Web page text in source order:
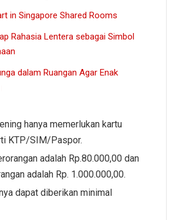
in Singapore Shared Rooms
Rahasia Lentera sebagai Simbol
dalam Ruangan Agar Enak
hanya memerlukan kartu
KTP/SIM/Paspor.
adalah Rp.80.000,00 dan
adalah Rp. 1.000.000,00.
dapat diberikan minimal